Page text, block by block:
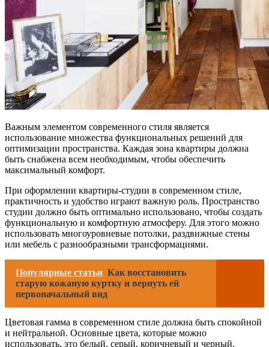
Важным элементом современного стиля является
использование множества функциональных решений для
оптимизации пространства. Каждая зона квартиры должна
быть снабжена всем необходимым, чтобы обеспечить
максимальный комфорт.
При оформлении квартиры-студии в современном стиле,
практичность и удобство играют важную роль. Пространство
студии должно быть оптимально использовано, чтобы создать
функциональную и комфортную атмосферу. Для этого можно
использовать многоуровневые потолки, раздвижные стены
или мебель с разнообразными трансформациями.
Популярные статьи Как восстановить
старую кожаную куртку и вернуть ей
первоначальный вид
Цветовая гамма в современном стиле должна быть спокойной
и нейтральной. Основные цвета, которые можно
использовать, это белый, серый, коричневый и черный.